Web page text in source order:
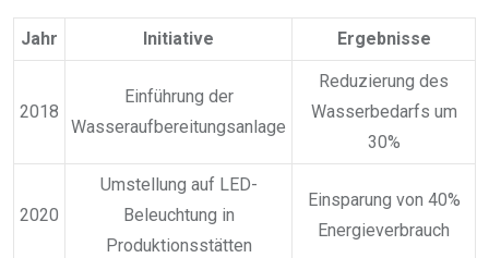
Jahr Initiative Ergebnisse
2018
Einführung der
Wasseraufbereitungsanlage
Reduzierung des
Wasserbedarfs um
30%
2020
Umstellung auf LED-
Beleuchtung in
Produktionsstätten
Einsparung von 40%
Energieverbrauch